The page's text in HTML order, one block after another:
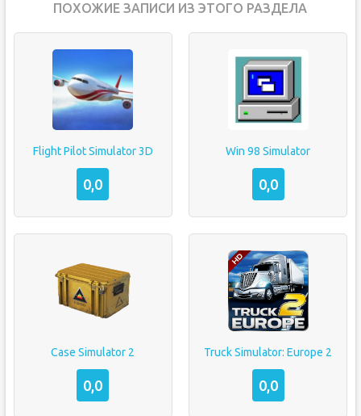
ПОХОЖИЕ ЗАПИСИ ИЗ ЭТОГО РАЗДЕЛА
Flight Pilot Simulator 3D
0,0
Win 98 Simulator
0,0
Case Simulator 2
0,0
Truck Simulator: Europe 2
0,0